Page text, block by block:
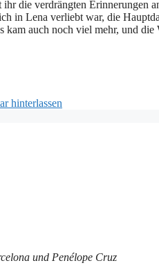
die verdrängten Erinnerungen
in Lena verliebt war, die
auch noch viel mehr, und die
hinterlassen
und Penélope Cruz